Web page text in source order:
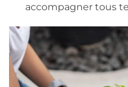
accompagner tous